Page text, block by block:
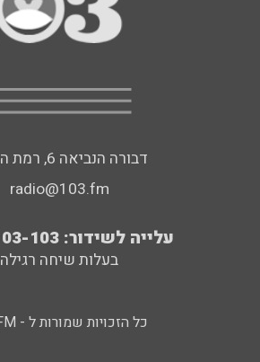
דבורה הנביאה 6, רמת השרון
radio@103.fm
עלייה לשידור: 0552-103-103
בעלות שיחה רגילה
כל הזכויות שמורות ל - 103FM